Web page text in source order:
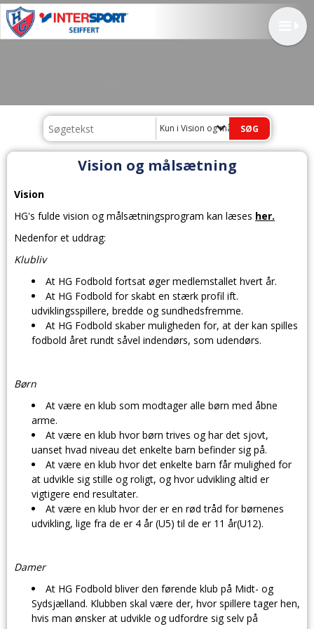
Kun i Vision og målsætning
Vision og målsætning
Vision
HG's fulde vision og målsætningsprogram kan læses her.
Nedenfor et uddrag:
Klubliv
At HG Fodbold fortsat øger medlemstallet hvert år.
At HG Fodbold for skabt en stærk profil ift.
udviklingsspillere, bredde og sundhedsfremme.
At HG Fodbold skaber muligheden for, at der kan spilles
fodbold året rundt såvel indendørs, som udendørs.
Børn
At være en klub som modtager alle børn med åbne
arme.
At være en klub hvor børn trives og har det sjovt,
uanset hvad niveau det enkelte barn befinder sig på.
At være en klub hvor det enkelte barn får mulighed for
at udvikle sig stille og roligt, og hvor udvikling altid er
vigtigere end resultater.
At være en klub hvor der er en rød tråd for børnenes
udvikling, lige fra de er 4 år (U5) til de er 11 år(U12).
Damer
At HG Fodbold bliver den førende klub på Midt- og
Sydsjælland. Klubben skal være der, hvor spillere tager hen,
hvis man ønsker at udvikle og udfordre sig selv på